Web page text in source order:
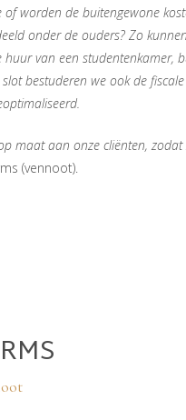
worden de buitengewone
onder de ouders? Zo
van een studentenkamer,
bestuderen we ook de
maat aan onze cliënten,
(vennoot).